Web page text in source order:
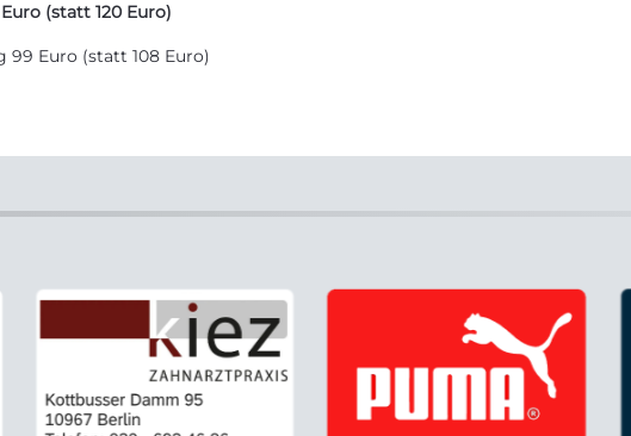
(statt 120 Euro)
99 Euro (statt 108 Euro)